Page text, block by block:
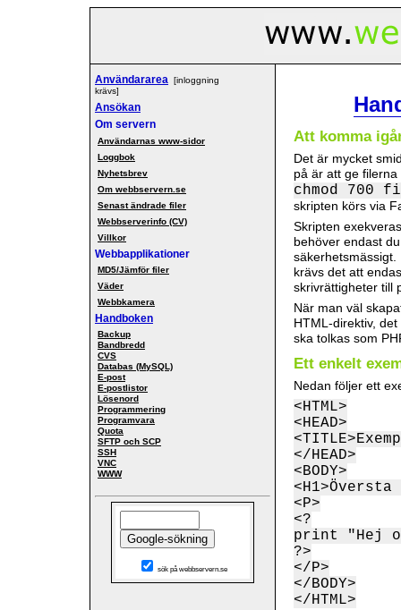
Användararea [inloggning
krävs]
Ansökan
Om servern
Användarnas www-sidor
Loggbok
Nyhetsbrev
Om webbservern.se
Senast ändrade filer
Webbserverinfo (CV)
Villkor
Webbapplikationer
MD5/Jämför filer
Väder
Webbkamera
Handboken
Backup
Bandbredd
CVS
Databas (MySQL)
E-post
E-postlistor
Lösenord
Programmering
Programvara
Quota
SFTP och SCP
SSH
VNC
WWW
sök på webbservern.se
Att komma
Det är mycket
på är att ge
chmod 700
skripten körs via
Skripten
behöver endast
krävs det att
skrivrättigheter till
När man väl
HTML-direktiv,
ska tolkas som
Ett enkelt
Nedan följer ett
<HTML>
<HEAD>
</HEAD>
<BODY>
<P>
<?
print "Hej
?>
</P>
</BODY>
</HTML>